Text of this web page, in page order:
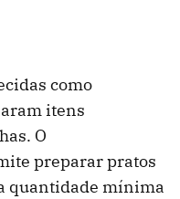
como
itens
O
preparar pratos
quantidade mínima